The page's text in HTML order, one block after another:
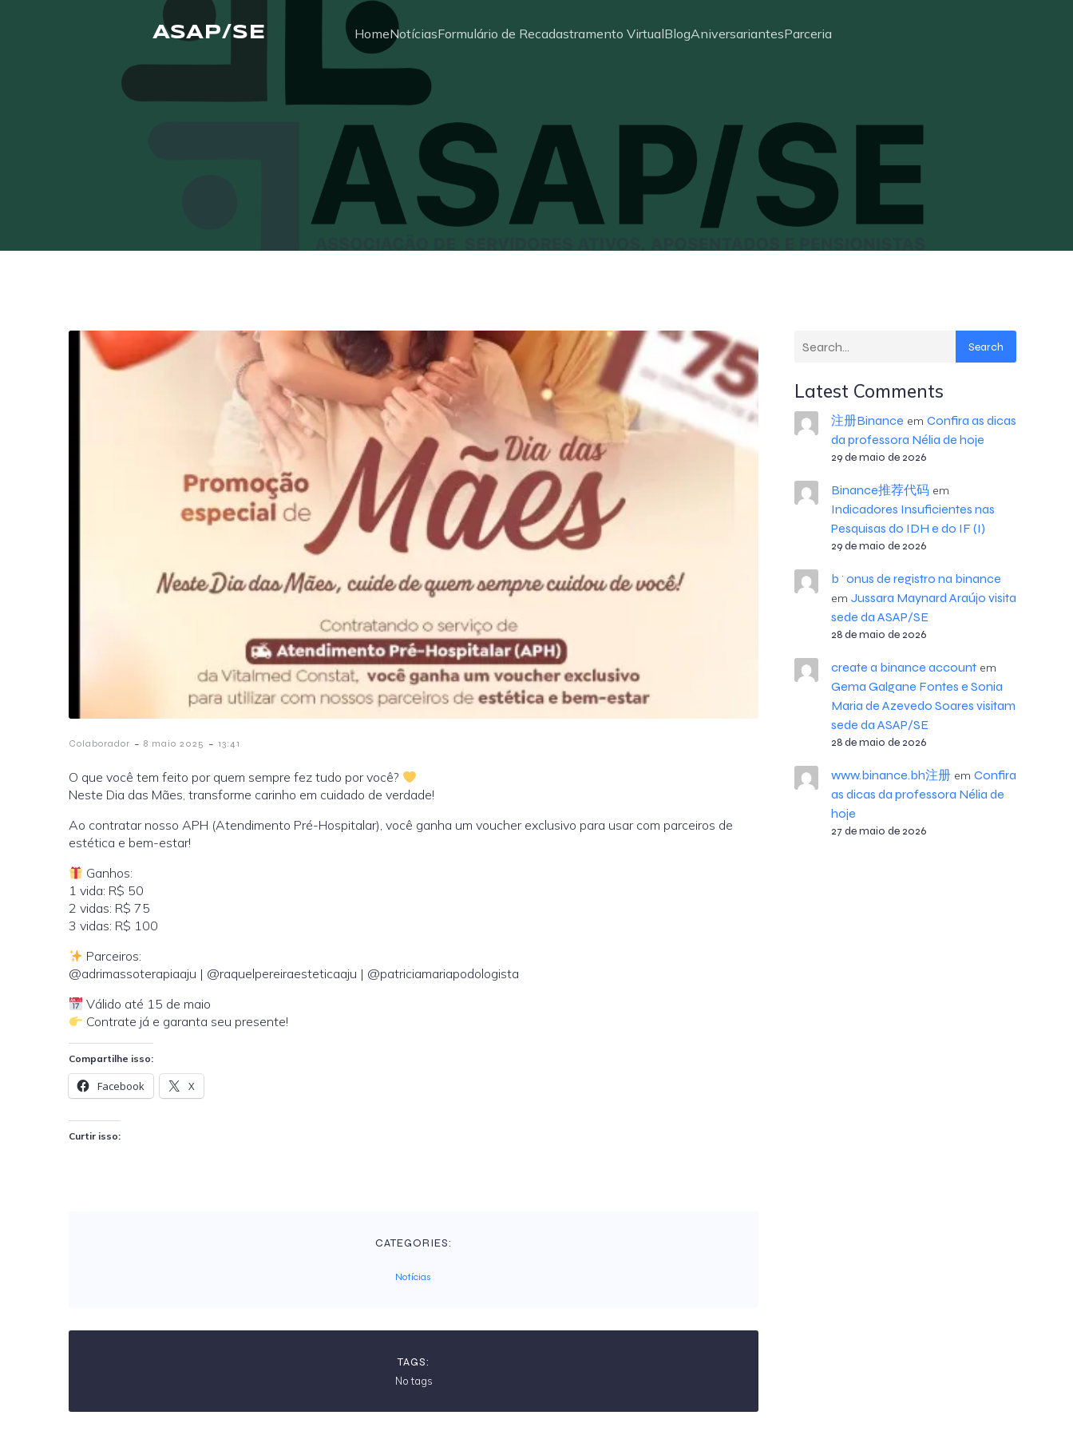
ASAP/SE HomeNotíciasFormulário de Recadastramento VirtualBlogAniversariantesParceria
Colaborador - 8 maio 2025 - 13:41
O que você tem feito por quem sempre fez tudo por você?
Neste Dia das Mães, transforme carinho em cuidado de verdade!
Ao contratar nosso APH (Atendimento Pré-Hospitalar), você ganha um voucher exclusivo para usar com parceiros de
estética e bem-estar!
Ganhos:
1 vida: R$ 50
2 vidas: R$ 75
3 vidas: R$ 100
Parceiros:
@adrimassoterapiaaju | @raquelpereiraesteticaaju | @patriciamariapodologista
Válido até 15 de maio
Contrate já e garanta seu presente!
Compartilhe isso:
Facebook X
Curtir isso:
CATEGORIES:
Notícias
TAGS:
No tags
Search
Latest Comments
注册Binance em Confira as dicas
da professora Nélia de hoje
29 de maio de 2026
Binance推荐代码em
Indicadores Insuficientes nas
Pesquisas do IDH e do IF (I)
29 de maio de 2026
b^onus de registro na binance
em Jussara Maynard Araújo visita
sede da ASAP/SE
28 de maio de 2026
create a binance accountem
Gema Galgane Fontes e Sonia
Maria de Azevedo Soares visitam
sede da ASAP/SE
28 de maio de 2026
www.binance.bh注册em Confira
as dicas da professora Nélia de
hoje
27 de maio de 2026